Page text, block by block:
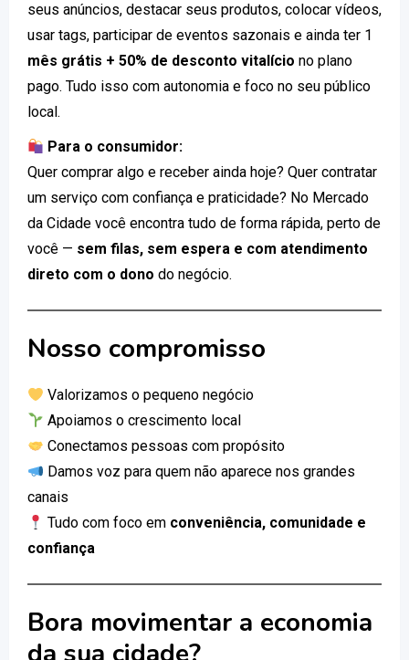
seus anúncios, destacar seus produtos, colocar vídeos,
usar tags, participar de eventos sazonais e ainda ter 1
mês grátis + 50% de desconto vitalício no plano
pago. Tudo isso com autonomia e foco no seu público
local.
Para o consumidor:
Quer comprar algo e receber ainda hoje? Quer contratar
um serviço com confiança e praticidade? No Mercado
da Cidade você encontra tudo de forma rápida, perto de
você — sem filas, sem espera e com atendimento
direto com o dono do negócio.
Nosso compromisso
Valorizamos o pequeno negócio
Apoiamos o crescimento local
Conectamos pessoas com propósito
Damos voz para quem não aparece nos grandes
canais
Tudo com foco em conveniência, comunidade e
confiança
Bora movimentar a economia